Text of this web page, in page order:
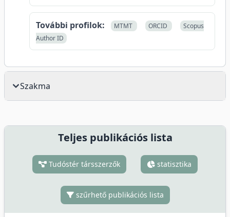
További profilok: MTMT ORCID
Scopus
Author ID
Szakma
Teljes publikációs lista
Tudóstér társszerzők statisztika
szűrhető publikációs lista